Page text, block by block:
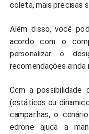
coleta, mais precisas
Além disso, você
acordo com o
personalizar o
recomendações ainda
Com a possibilidade
(estáticos ou
campanhas, o
edrone ajuda a